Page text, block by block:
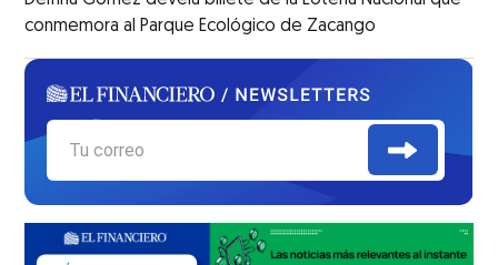
conmemora al Parque Ecológico de Zacango